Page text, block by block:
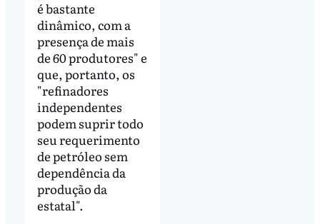
é bastante
dinâmico, com a
presença de mais
de 60 produtores" e
que, portanto, os
"refinadores
independentes
podem suprir todo
seu requerimento
de petróleo sem
dependência da
produção da
estatal".